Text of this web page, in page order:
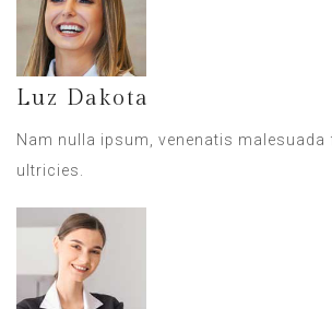
Luz Dakota
Nam nulla ipsum, venenatis malesuada
ultricies.